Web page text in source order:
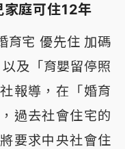
庭可住12年
育宅 優先住 加碼
及「育嬰留停照
報導，在「婚育
過去社會住宅的
要求中央社會住